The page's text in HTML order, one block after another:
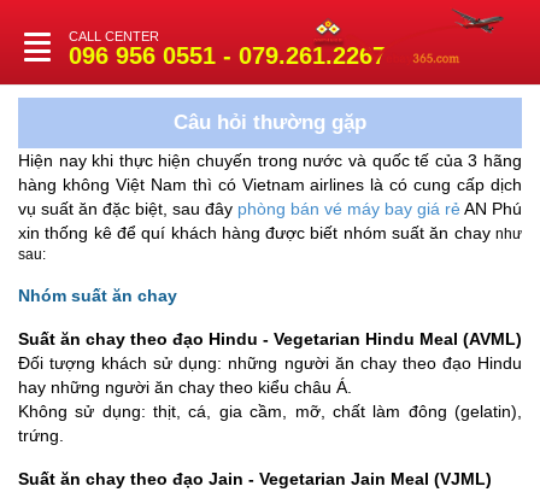
Toggle
navigation
CALL CENTER
096 956 0551 - 079.261.2267
Câu hỏi thường gặp
Hiện nay khi thực hiện chuyến trong nước và quốc tế của 3 hãng
hàng không Việt Nam thì có Vietnam airlines là có cung cấp dịch
vụ suất ăn đặc biệt, sau đây phòng bán vé máy bay giá rẻ AN Phú
xin thống kê để quí khách hàng được biết nhóm suất ăn chay như
sau:
Nhóm suất ăn chay
Suất ăn chay theo đạo Hindu - Vegetarian Hindu Meal (AVML)
Đối tượng khách sử dụng: những người ăn chay theo đạo Hindu
hay những người ăn chay theo kiểu châu Á.
Không sử dụng: thịt, cá, gia cầm, mỡ, chất làm đông (gelatin),
trứng.
Suất ăn chay theo đạo Jain - Vegetarian Jain Meal (VJML)